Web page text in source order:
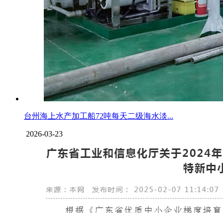
台州海上水产加工船72吨每天二级海水淡...
2026-03-23